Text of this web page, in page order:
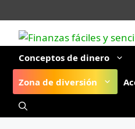
al
contenido
Conceptos de dinero
Zona de diversión